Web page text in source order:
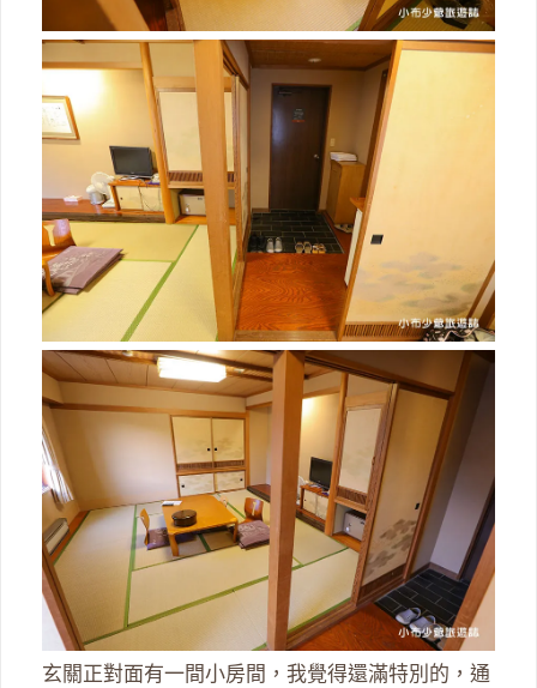
玄關正對面有一間小房間，我覺得還滿特別的，通